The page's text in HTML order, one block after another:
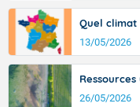
Quel
13/05/2026
26/05/2026